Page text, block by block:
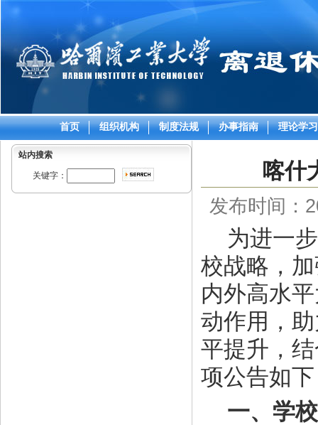
首页 组织机构 制度法规 办事指南 理论学习
站内搜索
关键字： 喀什
发布时间：
为进一
校战略，
内外高水
动作用，
平提升，
项公告如
一、学